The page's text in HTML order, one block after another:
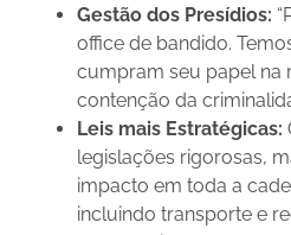
Gestão dos Presídios:
office de bandido.
cumpram seu papel na
contenção da
Leis mais Estratégicas:
legislações rigorosas,
impacto em toda a
incluindo transporte e